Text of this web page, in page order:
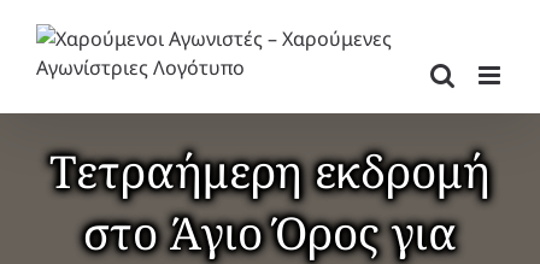
περιεχόμενο
Τετραήμερη εκδρομή
στο Άγιο Όρος για